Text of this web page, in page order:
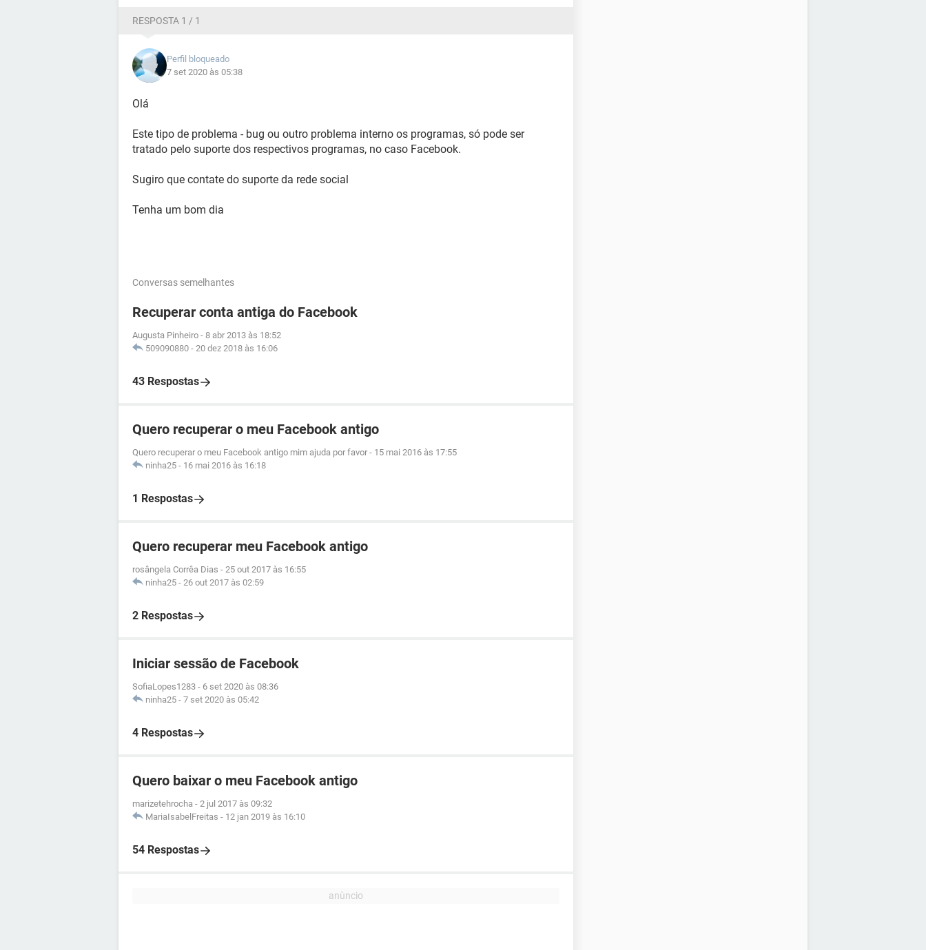
RESPOSTA 1 / 1
Perfil bloqueado
7 set 2020 às 05:38
Olá
Este tipo de problema - bug ou outro problema interno os programas, só pode ser
tratado pelo suporte dos respectivos programas, no caso Facebook.
Sugiro que contate do suporte da rede social
Tenha um bom dia
Conversas semelhantes
Recuperar conta antiga do Facebook
Augusta Pinheiro - 8 abr 2013 às 18:52
509090880 - 20 dez 2018 às 16:06
43 Respostas
Quero recuperar o meu Facebook antigo
Quero recuperar o meu Facebook antigo mim ajuda por favor - 15 mai 2016 às 17:55
ninha25 - 16 mai 2016 às 16:18
1 Respostas
Quero recuperar meu Facebook antigo
rosângela Corrêa Dias - 25 out 2017 às 16:55
ninha25 - 26 out 2017 às 02:59
2 Respostas
Iniciar sessão de Facebook
SofiaLopes1283 - 6 set 2020 às 08:36
ninha25 - 7 set 2020 às 05:42
4 Respostas
Quero baixar o meu Facebook antigo
marizetehrocha - 2 jul 2017 às 09:32
MariaIsabelFreitas - 12 jan 2019 às 16:10
54 Respostas